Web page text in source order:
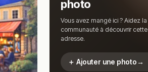
photo
Vous avez mangé ici ? Aidez la
communauté à découvrir cette
adresse.
＋ Ajouter une photo→